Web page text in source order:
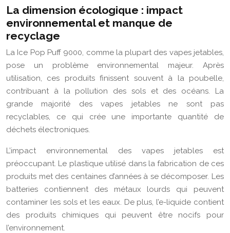
La dimension écologique : impact
environnemental et manque de
recyclage
La Ice Pop Puff 9000, comme la plupart des vapes jetables,
pose un problème environnemental majeur. Après
utilisation, ces produits finissent souvent à la poubelle,
contribuant à la pollution des sols et des océans. La
grande majorité des vapes jetables ne sont pas
recyclables, ce qui crée une importante quantité de
déchets électroniques.
L’impact environnemental des vapes jetables est
préoccupant. Le plastique utilisé dans la fabrication de ces
produits met des centaines d’années à se décomposer. Les
batteries contiennent des métaux lourds qui peuvent
contaminer les sols et les eaux. De plus, l’e-liquide contient
des produits chimiques qui peuvent être nocifs pour
l’environnement.